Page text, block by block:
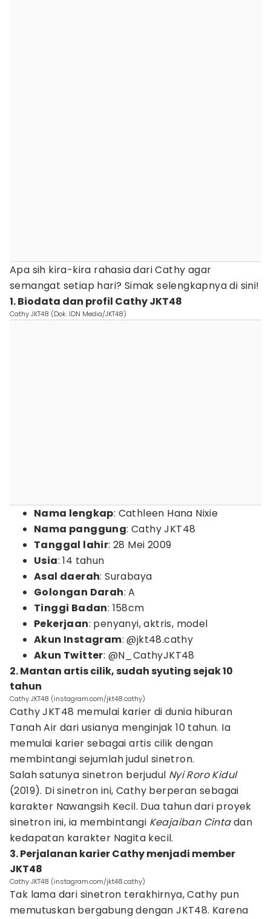
Apa sih kira-kira rahasia dari Cathy agar
semangat setiap hari? Simak selengkapnya di sini!
1. Biodata dan profil Cathy JKT48
Cathy JKT48 (Dok. IDN Media/JKT48)
Nama lengkap: Cathleen Hana Nixie
Nama panggung: Cathy JKT48
Tanggal lahir: 28 Mei 2009
Usia: 14 tahun
Asal daerah: Surabaya
Golongan Darah: A
Tinggi Badan: 158cm
Pekerjaan: penyanyi, aktris, model
Akun Instagram: @jkt48.cathy
Akun Twitter: @N_CathyJKT48
2. Mantan artis cilik, sudah syuting sejak 10
tahun
Cathy JKT48 (instagram.com/jkt48.cathy)
Cathy JKT48 memulai karier di dunia hiburan
Tanah Air dari usianya menginjak 10 tahun. Ia
memulai karier sebagai artis cilik dengan
membintangi sejumlah judul sinetron.
Salah satunya sinetron berjudul Nyi Roro Kidul
(2019). Di sinetron ini, Cathy berperan sebagai
karakter Nawangsih Kecil. Dua tahun dari proyek
sinetron ini, ia membintangi Keajaiban Cintadan
kedapatan karakter Nagita kecil.
3. Perjalanan karier Cathy menjadi member
JKT48
Cathy JKT48 (instagram.com/jkt48.cathy)
Tak lama dari sinetron terakhirnya, Cathy pun
memutuskan bergabung dengan JKT48. Karena